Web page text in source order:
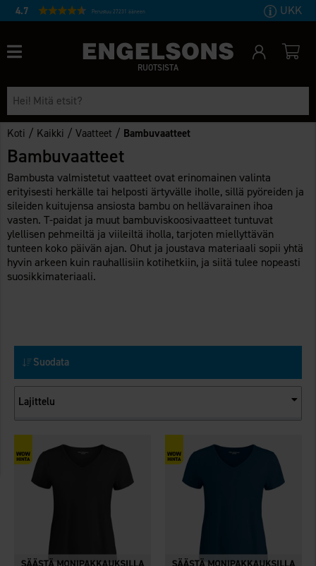
4.7 Perustuu 27231 ääneen UKK
RUOTSISTA
Koti / Kaikki /Vaatteet / Bambuvaatteet
Bambuvaatteet
Bambusta valmistetut vaatteet ovat erinomainen valinta
erityisesti herkälle tai helposti ärtyvälle iholle, sillä pyöreiden ja
sileiden kuitujensa ansiosta bambu on hellävarainen ihoa
vasten. T-paidat ja muut bambuviskoosivaatteet tuntuvat
ylellisen pehmeiltä ja viileiltä iholla, tarjoten miellyttävän
tunteen koko päivän ajan. Ohut ja joustava materiaali sopii yhtä
hyvin arkeen kuin rauhallisiin kotihetkiin, ja siitä tulee nopeasti
suosikkimateriaali.
Suodata
Lajittelu